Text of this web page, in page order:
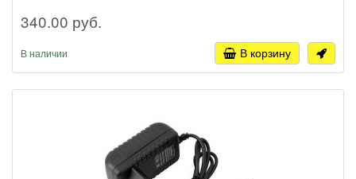
340.00 руб.
В наличии В корзину